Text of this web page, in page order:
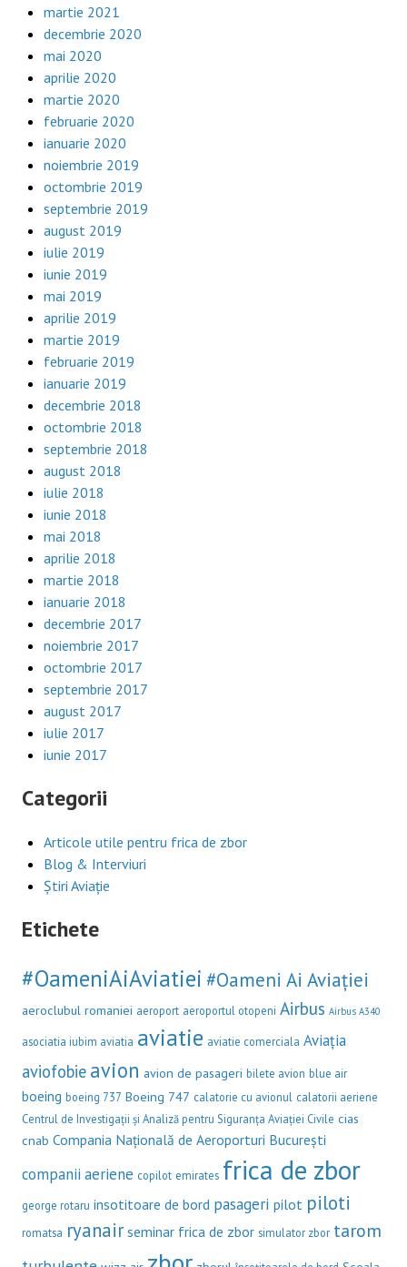
martie 2021
decembrie 2020
mai 2020
aprilie 2020
martie 2020
februarie 2020
ianuarie 2020
noiembrie 2019
octombrie 2019
septembrie 2019
august 2019
iulie 2019
iunie 2019
mai 2019
aprilie 2019
martie 2019
februarie 2019
ianuarie 2019
decembrie 2018
octombrie 2018
septembrie 2018
august 2018
iulie 2018
iunie 2018
mai 2018
aprilie 2018
martie 2018
ianuarie 2018
decembrie 2017
noiembrie 2017
octombrie 2017
septembrie 2017
august 2017
iulie 2017
iunie 2017
Categorii
Articole utile pentru frica de zbor
Blog & Interviuri
Știri Aviație
Etichete
#OameniAiAviatiei #Oameni Ai Aviației
aeroclubul romaniei aeroport aeroportul otopeni Airbus Airbus A340
asociatia iubim aviatia aviatie aviatie comerciala Aviația
aviofobie avion avion de pasageri bilete avion blue air
boeing boeing 737 Boeing 747 calatorie cu avionul calatorii aeriene
Centrul de Investigații și Analiză pentru Siguranța Aviației Civile cias
cnab Compania Națională de Aeroporturi București
companii aeriene copilot emirates frica de zbor
george rotaru insotitoare de bord pasageri pilot piloti
romatsa ryanair seminar frica de zbor simulator zbor tarom